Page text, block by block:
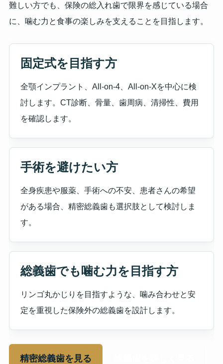
難しい方でも、保険の総入れ歯で限界を感じている場合
に、噛む力と食事の楽しみを支えることを目指します。
固定式を目指す方
全顎インプラント、All-on-4、All-on-Xを中心に検
討します。CT診断、骨量、歯周病、清掃性、費用
を確認します。
手術を避けたい方
全身疾患や服薬、手術への不安、患者さんの希望
がある場合、精密総義歯も選択肢として検討しま
す。
総義歯でも噛む力を目指す方
リンゴ丸かじりを目指すような、噛み合わせと安
定を重視した保険外の総義歯を設計します。
精密総義歯を見る